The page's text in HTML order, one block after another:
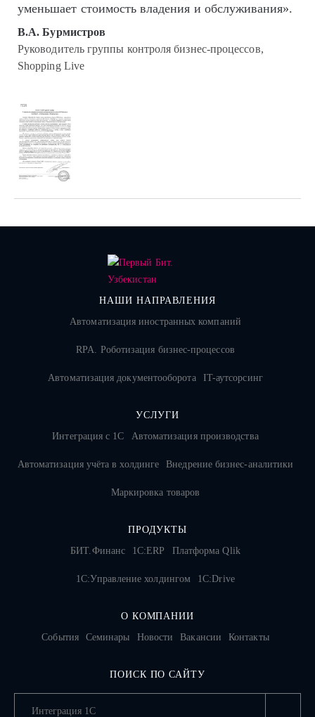
уменьшает стоимость владения и обслуживания».
В.А. Бурмистров
Руководитель группы контроля бизнес-процессов,
Shopping Live
НАШИ НАПРАВЛЕНИЯ
Автоматизация иностранных компаний
RPA. Роботизация бизнес-процессов
Автоматизация документооборота IT-аутсорсинг
УСЛУГИ
Интеграция с 1С
Автоматизация производства
Автоматизация учёта в холдинге Внедрение бизнес-аналитики
Маркировка товаров
ПРОДУКТЫ
БИТ.Финанс
1С:ERP Платформа Qlik
1С:Управление холдингом 1C:Drive
О КОМПАНИИ
События
Семинары Новости Вакансии Контакты
ПОИСК ПО САЙТУ